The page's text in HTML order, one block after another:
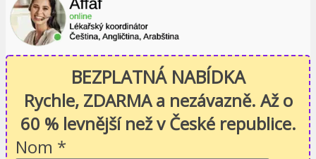
BEZPLATNÁ NABÍDKA
Rychle, ZDARMA a nezávazně. Až o
60 % levnější než v České republice.
Nom *